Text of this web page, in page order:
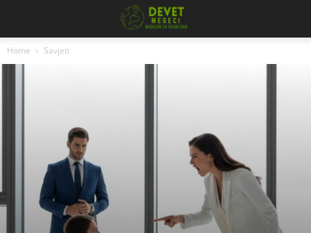
Home Savjeti